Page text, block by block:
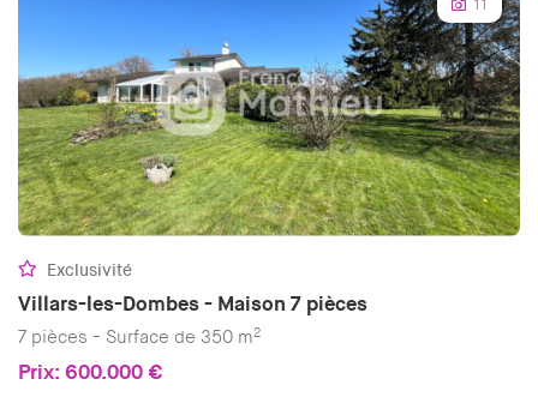
Exclusivité
Villars-les-Dombes - Maison 7 pièces
7 pièces - Surface de 350 m2
Prix: 600.000 €